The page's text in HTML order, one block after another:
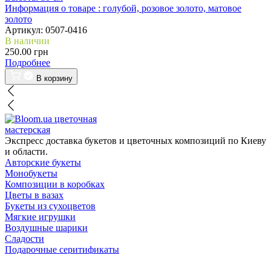
Информация о товаре : голубой, розовое золото, матовое
золото
Артикул: 0507-0416
В наличии
250.00 грн
Подробнее
В корзину
цветочная
мастерская
Экспресс доставка букетов и цветочных композиций по Киеву
и области.
Авторские букеты
Монобукеты
Композиции в коробках
Цветы в вазах
Букеты из сухоцветов
Мягкие игрушки
Воздушные шарики
Сладости
Подарочные серитификаты